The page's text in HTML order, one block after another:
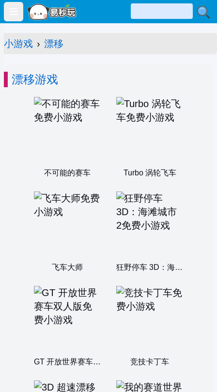
Open main menu
小游戏 › 漂移
漂移游戏
不可能的赛车 Turbo 涡轮飞车
飞车大师 狂野停车 3D：海滩城市 2
GT 开放世界赛车双人版 竞技卡丁车